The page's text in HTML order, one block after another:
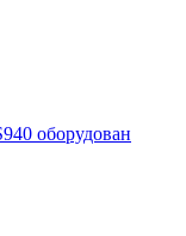
оборудован